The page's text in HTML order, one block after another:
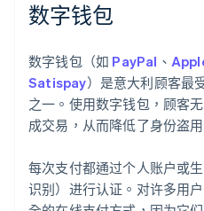
数字钱包
数字钱包（如 PayPal 、
Satispay）是意大利顾客最
之一。使用数字钱包，顾客
成交易，从而降低了身份盗
每次支付都通过个人账户或
识别）进行认证。对许多用